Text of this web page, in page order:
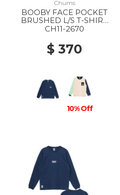
Chums
BOOBY FACE POCKET
BRUSHED L/S T-SHIRT
WS N001 NAVY
CH11-2670
$ 370
10% Off